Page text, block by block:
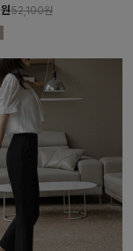
원52,100원